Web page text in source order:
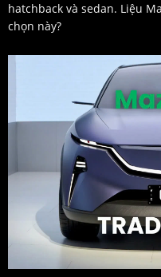
hatchback và sedan. Liệu
chọn này?